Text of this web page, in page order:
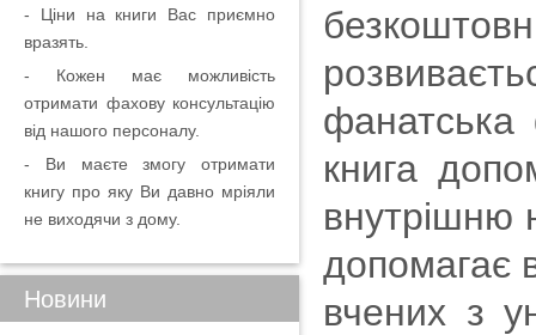
фанатська
книга
внутрішню
допомагає
вчених з
- Ціни на книги Вас приємно
вразять.
- Кожен має можливість
отримати фахову консультацію
від нашого персоналу.
- Ви маєте змогу отримати
книгу про яку Ви давно мріяли
не виходячи з дому.
Новини